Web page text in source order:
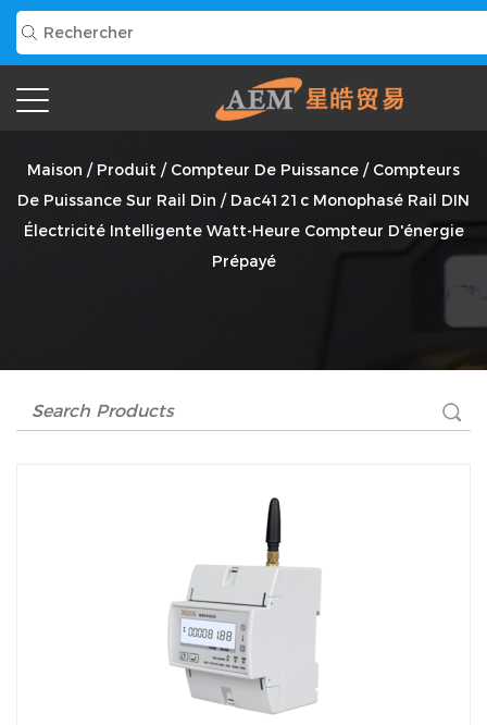
Dac4121c Monophasé Rail DIN Électricité Intelligente
Watt-Heure Compteur D'énergie Prépayé Fournisseur
Maison / Produit / Compteur De Puissance / Compteurs
De Puissance Sur Rail Din / Dac4121c Monophasé Rail DIN
Électricité Intelligente Watt-Heure Compteur D'énergie
Prépayé